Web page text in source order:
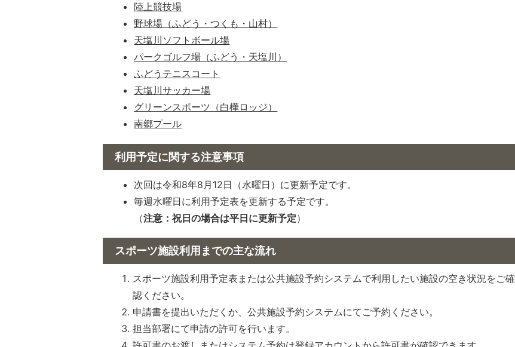
陸上競技場
野球場（ふどう・つくも・山村）
天塩川ソフトボール場
パークゴルフ場（ふどう・天塩川）
ふどうテニスコート
天塩川サッカー場
グリーンスポーツ（白樺ロッジ）
南郷プール
利用予定に関する注意事項
次回は令和8年8月12日（水曜日）に更新予定です。
毎週水曜日に利用予定表を更新する予定です。
（注意：祝日の場合は平日に更新予定）
スポーツ施設利用までの主な流れ
スポーツ施設利用予定表または公共施設予約システムで利用したい施設の空き状況をご確
認ください。
申請書を提出いただくか、公共施設予約システムにてご予約ください。
担当部署にて申請の許可を行います。